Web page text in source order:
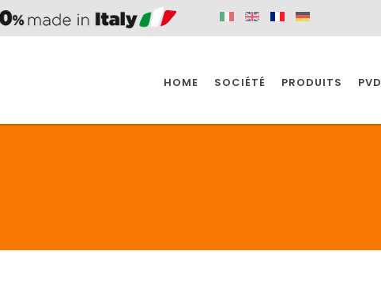
HOME SOCIÉTÉ PRODUITS
CUISINE SPAZIO BAIN SPAZIO INDUSTRIE